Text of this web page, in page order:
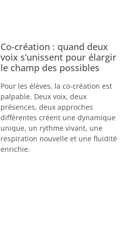
Co-création : quand deux
voix s’unissent pour élargir
le champ des possibles
Pour les élèves, la co-création est
palpable. Deux voix, deux
présences, deux approches
différentes créent une dynamique
unique, un rythme vivant, une
respiration nouvelle et une fluidité
enrichie.